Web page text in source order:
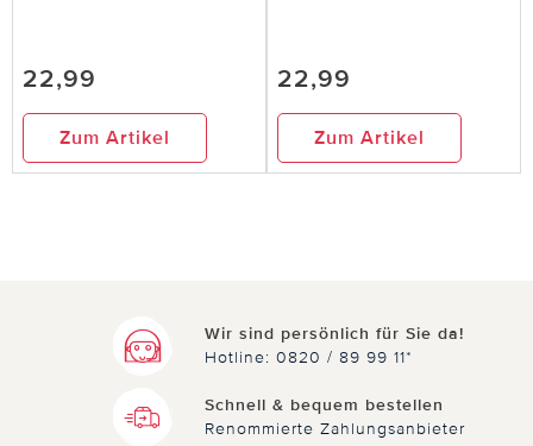
22,99
Zum Artikel
22,99
Zum Artikel
Wir sind persönlich für Sie da!
Hotline: 0820 / 89 99 11*
Schnell & bequem bestellen
Renommierte Zahlungsanbieter